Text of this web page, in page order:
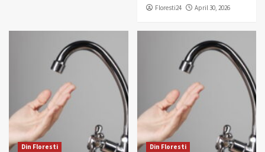
Floresti24 April 30, 2026
Din Floresti Din Floresti